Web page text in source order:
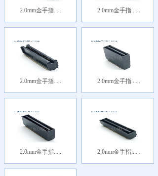
2.0mm金手指...... 2.0mm金手指......
2.0mm金手指...... 2.0mm金手指......
2.0mm金手指...... 2.0mm金手指......